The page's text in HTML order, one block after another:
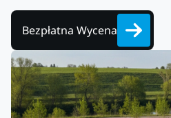
Bezpłatna Wycena